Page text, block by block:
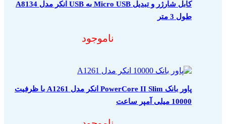
کابل شارژر و تبدیل Micro USB به USB انکر مدل A8134
طول 3 متر
ناموجود
پاور بانک PowerCore II Slim انکر مدل A1261 با ظرفیت
10000 میلی آمپر ساعت